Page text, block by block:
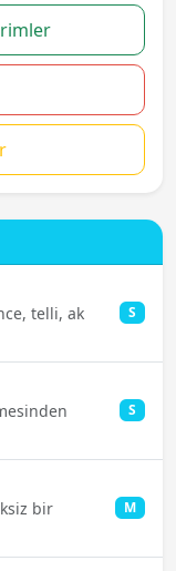
telli, ak
S
S
bir
M